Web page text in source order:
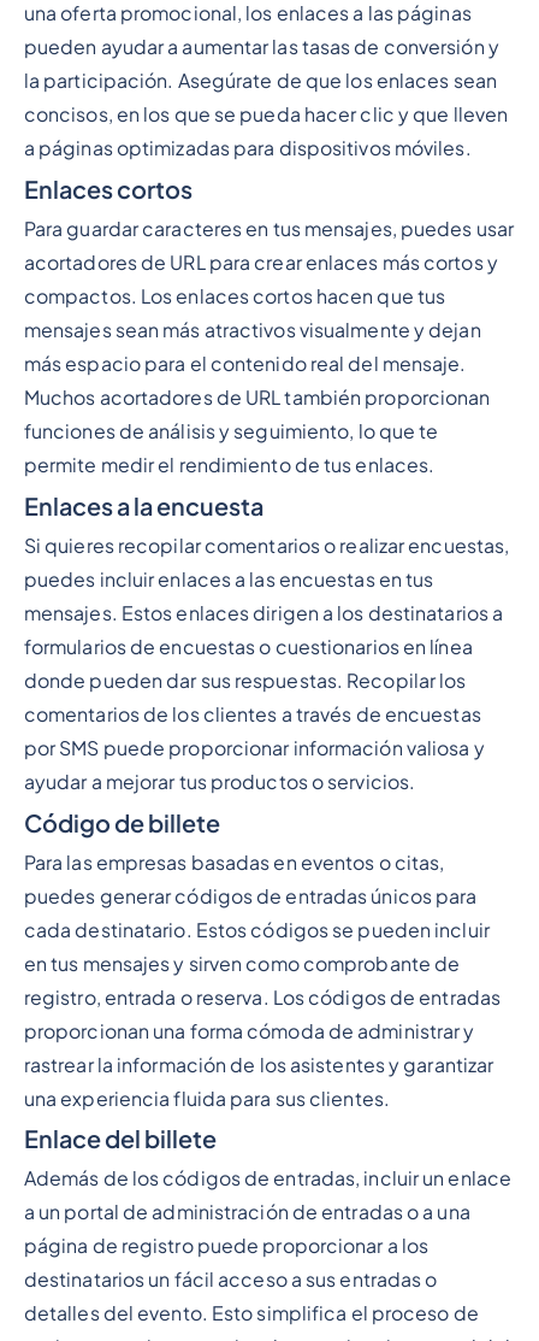
una oferta promocional, los enlaces a las páginas
pueden ayudar a aumentar las tasas de conversión y
la participación. Asegúrate de que los enlaces sean
concisos, en los que se pueda hacer clic y que lleven
a páginas optimizadas para dispositivos móviles.
Enlaces cortos
Para guardar caracteres en tus mensajes, puedes usar
acortadores de URL para crear enlaces más cortos y
compactos. Los enlaces cortos hacen que tus
mensajes sean más atractivos visualmente y dejan
más espacio para el contenido real del mensaje.
Muchos acortadores de URL también proporcionan
funciones de análisis y seguimiento, lo que te
permite medir el rendimiento de tus enlaces.
Enlaces a la encuesta
Si quieres recopilar comentarios o realizar encuestas,
puedes incluir enlaces a las encuestas en tus
mensajes. Estos enlaces dirigen a los destinatarios a
formularios de encuestas o cuestionarios en línea
donde pueden dar sus respuestas. Recopilar los
comentarios de los clientes a través de encuestas
por SMS puede proporcionar información valiosa y
ayudar a mejorar tus productos o servicios.
Código de billete
Para las empresas basadas en eventos o citas,
puedes generar códigos de entradas únicos para
cada destinatario. Estos códigos se pueden incluir
en tus mensajes y sirven como comprobante de
registro, entrada o reserva. Los códigos de entradas
proporcionan una forma cómoda de administrar y
rastrear la información de los asistentes y garantizar
una experiencia fluida para sus clientes.
Enlace del billete
Además de los códigos de entradas, incluir un enlace
a un portal de administración de entradas o a una
página de registro puede proporcionar a los
destinatarios un fácil acceso a sus entradas o
detalles del evento. Esto simplifica el proceso de